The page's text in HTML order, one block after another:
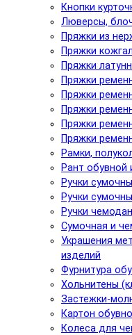
Кнопки
Люверсы,
Пряжки из
Пряжки
Пряжки
Пряжки
Пряжки
Пряжки
Пряжки
Пряжки
Рамки,
Рант обувной
Ручки
Ручки
Ручки
Сумочная и
Украшения
изделий
Фурнитура
Хольнитены
Застежки-
Картон
Колеса для